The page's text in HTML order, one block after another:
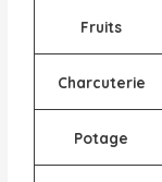
Fruits
Charcuterie
Potage